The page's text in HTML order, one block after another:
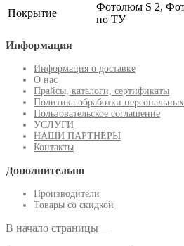
Покрытие
Фотолюм S 2,
по ТУ
Информация
Информация о доставке
О нас
Прайсы, каталоги, сертификаты
Политика обработки
Пользовательское соглашение
УСЛУГИ
НАШИ ПАРТНЁРЫ
Контакты
Дополнительно
Производители
Товары со скидкой
В начало страницы